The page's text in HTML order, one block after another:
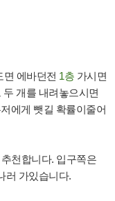
면 에바던전 1층 가시면
두 개를 내려놓으시면
에게 뺏길 확률이줄어
천합니다. 입구쪽은
러 가있습니다.